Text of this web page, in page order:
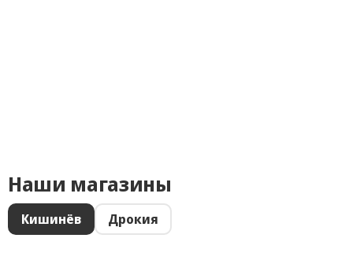
Наши магазины
Кишинёв Дрокия